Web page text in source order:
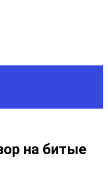
на битые